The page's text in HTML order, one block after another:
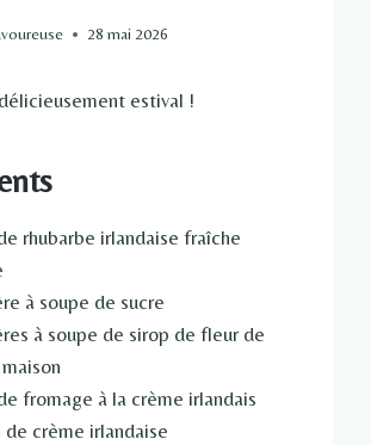
28 mai 2026
estival !
rhubarbe irlandaise fraîche
à soupe de sucre
à soupe de sirop de fleur de
fromage à la crème irlandais
de crème irlandaise